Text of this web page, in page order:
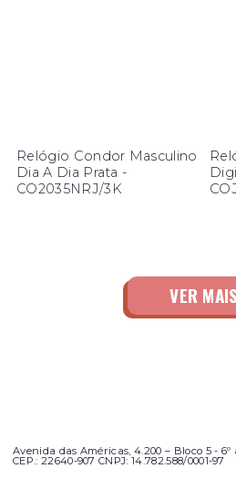
Relógio Condor Masculino
Dia A Dia Prata -
CO2035NRJ/3K
Avenida das Américas, 4.200 – Bloco 5 -
CEP.: 22640-907 CNPJ: 14.782.588/0001-97